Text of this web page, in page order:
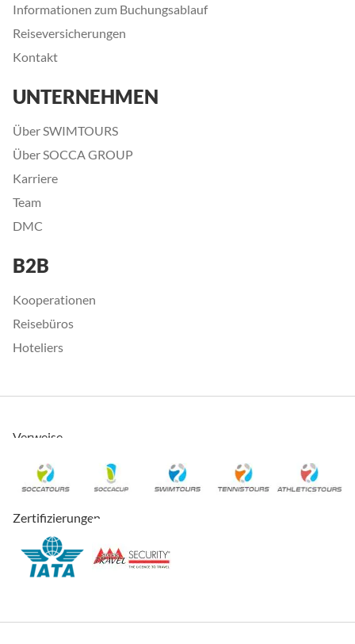
Informationen zum Buchungsablauf
Reiseversicherungen
Kontakt
UNTERNEHMEN
Über SWIMTOURS
Über SOCCA GROUP
Karriere
Team
DMC
B2B
Kooperationen
Reisebüros
Hoteliers
Verweise
Zertifizierungen